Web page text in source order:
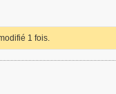
1 fois.